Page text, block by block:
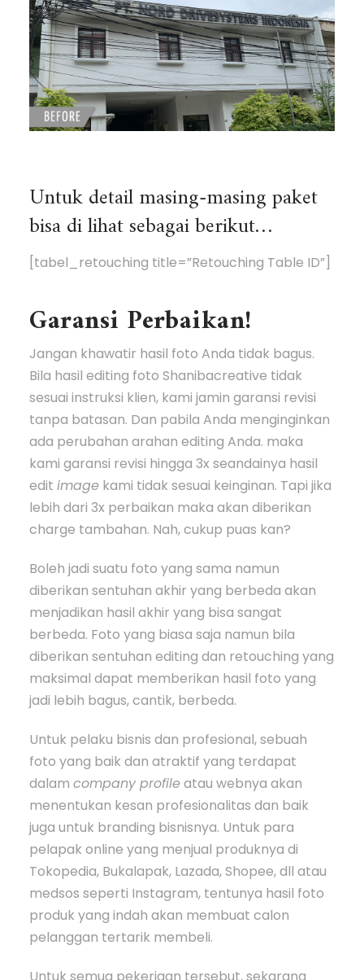
Untuk detail masing-masing paket
bisa di lihat sebagai berikut…
[tabel_retouching title=”Retouching Table ID”]
Garansi Perbaikan!
Jangan khawatir hasil foto Anda tidak bagus.
Bila hasil editing foto Shanibacreative tidak
sesuai instruksi klien, kami jamin garansi revisi
tanpa batasan. Dan pabila Anda menginginkan
ada perubahan arahan editing Anda. maka
kami garansi revisi hingga 3x seandainya hasil
editimage kami tidak sesuai keinginan. Tapi jika
lebih dari 3x perbaikan maka akan diberikan
charge tambahan. Nah, cukup puas kan?
Boleh jadi suatu foto yang sama namun
diberikan sentuhan akhir yang berbeda akan
menjadikan hasil akhir yang bisa sangat
berbeda. Foto yang biasa saja namun bila
diberikan sentuhan editing dan retouching yang
maksimal dapat memberikan hasil foto yang
jadi lebih bagus, cantik, berbeda.
Untuk pelaku bisnis dan profesional, sebuah
foto yang baik dan atraktif yang terdapat
dalamcompany profileatau webnya akan
menentukan kesan profesionalitas dan baik
juga untuk branding bisnisnya. Untuk para
pelapak online yang menjual produknya di
Tokopedia, Bukalapak, Lazada, Shopee, dll atau
medsos seperti Instagram, tentunya hasil foto
produk yang indah akan membuat calon
pelanggan tertarik membeli.
Untuk semua pekerjaan tersebut, sekarang